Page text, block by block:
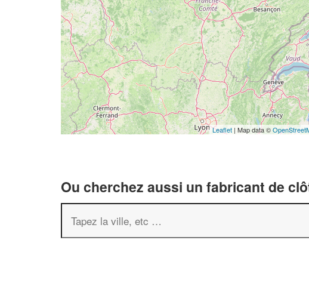
Leaflet | Map data ©
Ou cherchez aussi un fabricant de